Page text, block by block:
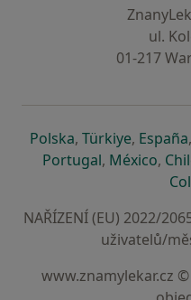
ul.
01-217
Polskase otevře v nové
, Türkiyese
, España,
Portugalse otevře v
, Méxicose
,
NAŘÍZENÍ (EU) 2022/
uživatelů/
www.znamylekar.cz